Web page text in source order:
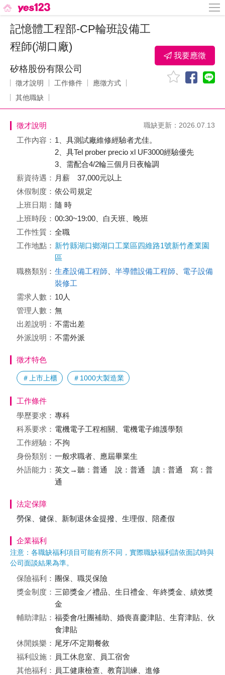
記憶體工程部-CP輪班設備工
程師(湖口廠)
矽格股份有限公司
徵才說明 工作條件
應徵方式
其他職缺
我要應徵
徵才說明 職缺更新：2026.07.13
工作內容： 1、具測試廠維修經驗者尤佳。
2、具Tel prober precio xl UF3000經驗優先
3、需配合4/2輪三個月日夜輪調
薪資待遇： 月薪 37,000元以上
休假制度： 依公司規定
上班日期： 隨 時
上班時段： 00:30~19:00、白天班、晚班
工作性質： 全職
工作地點： 新竹縣湖口鄉湖口工業區四維路1號新竹產業園
區
職務類別： 生產設備工程師 半導體設備工程師
電子設備
裝修工
需求人數： 10人
管理人數： 無
出差說明： 不需出差
外派說明： 不需外派
徵才特色
＃上市上櫃 ＃1000大製造業
工作條件
學歷要求： 專科
科系要求： 電機電子工程相關、電機電子維護學類
工作經驗： 不拘
身份類別： 一般求職者、應屆畢業生
外語能力： 英文→聽：普通 說：普通 讀：普通 寫：普
通
法定保障
勞保、健保、新制退休金提撥、生理假、陪產假
企業福利
注意：各職缺福利項目可能有所不同，實際職缺福利請依面試時與
公司面談結果為準。
保險福利： 團保、職災保險
獎金制度： 三節獎金／禮品、生日禮金、年終獎金、績效獎
金
輔助津貼： 福委會/社團補助、婚喪喜慶津貼、生育津貼、伙
食津貼
休閒娛樂： 尾牙/不定期餐敘
福利設施： 員工休息室、員工宿舍
其他福利： 員工健康檢查、教育訓練、進修